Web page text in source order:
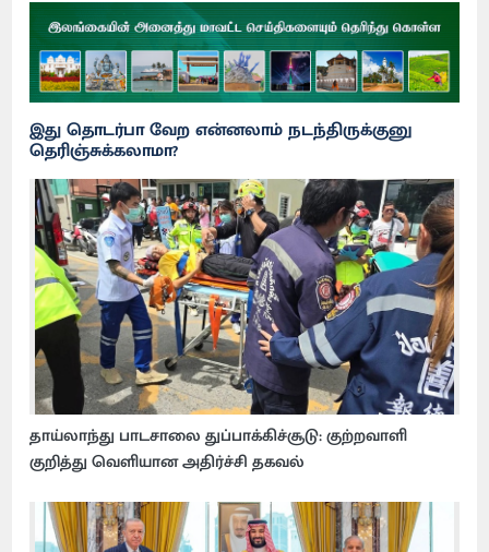
இது தொடர்பா வேற என்னலாம் நடந்திருக்குனு
தெரிஞ்சுக்கலாமா?
தாய்லாந்து பாடசாலை துப்பாக்கிச்சூடு: குற்றவாளி
குறித்து வெளியான அதிர்ச்சி தகவல்